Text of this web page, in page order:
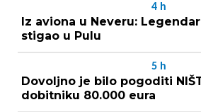
4 h
Iz aviona u Neveru:
stigao u Pulu
5 h
Dovoljno je bilo pogoditi
dobitniku 80.000 eura